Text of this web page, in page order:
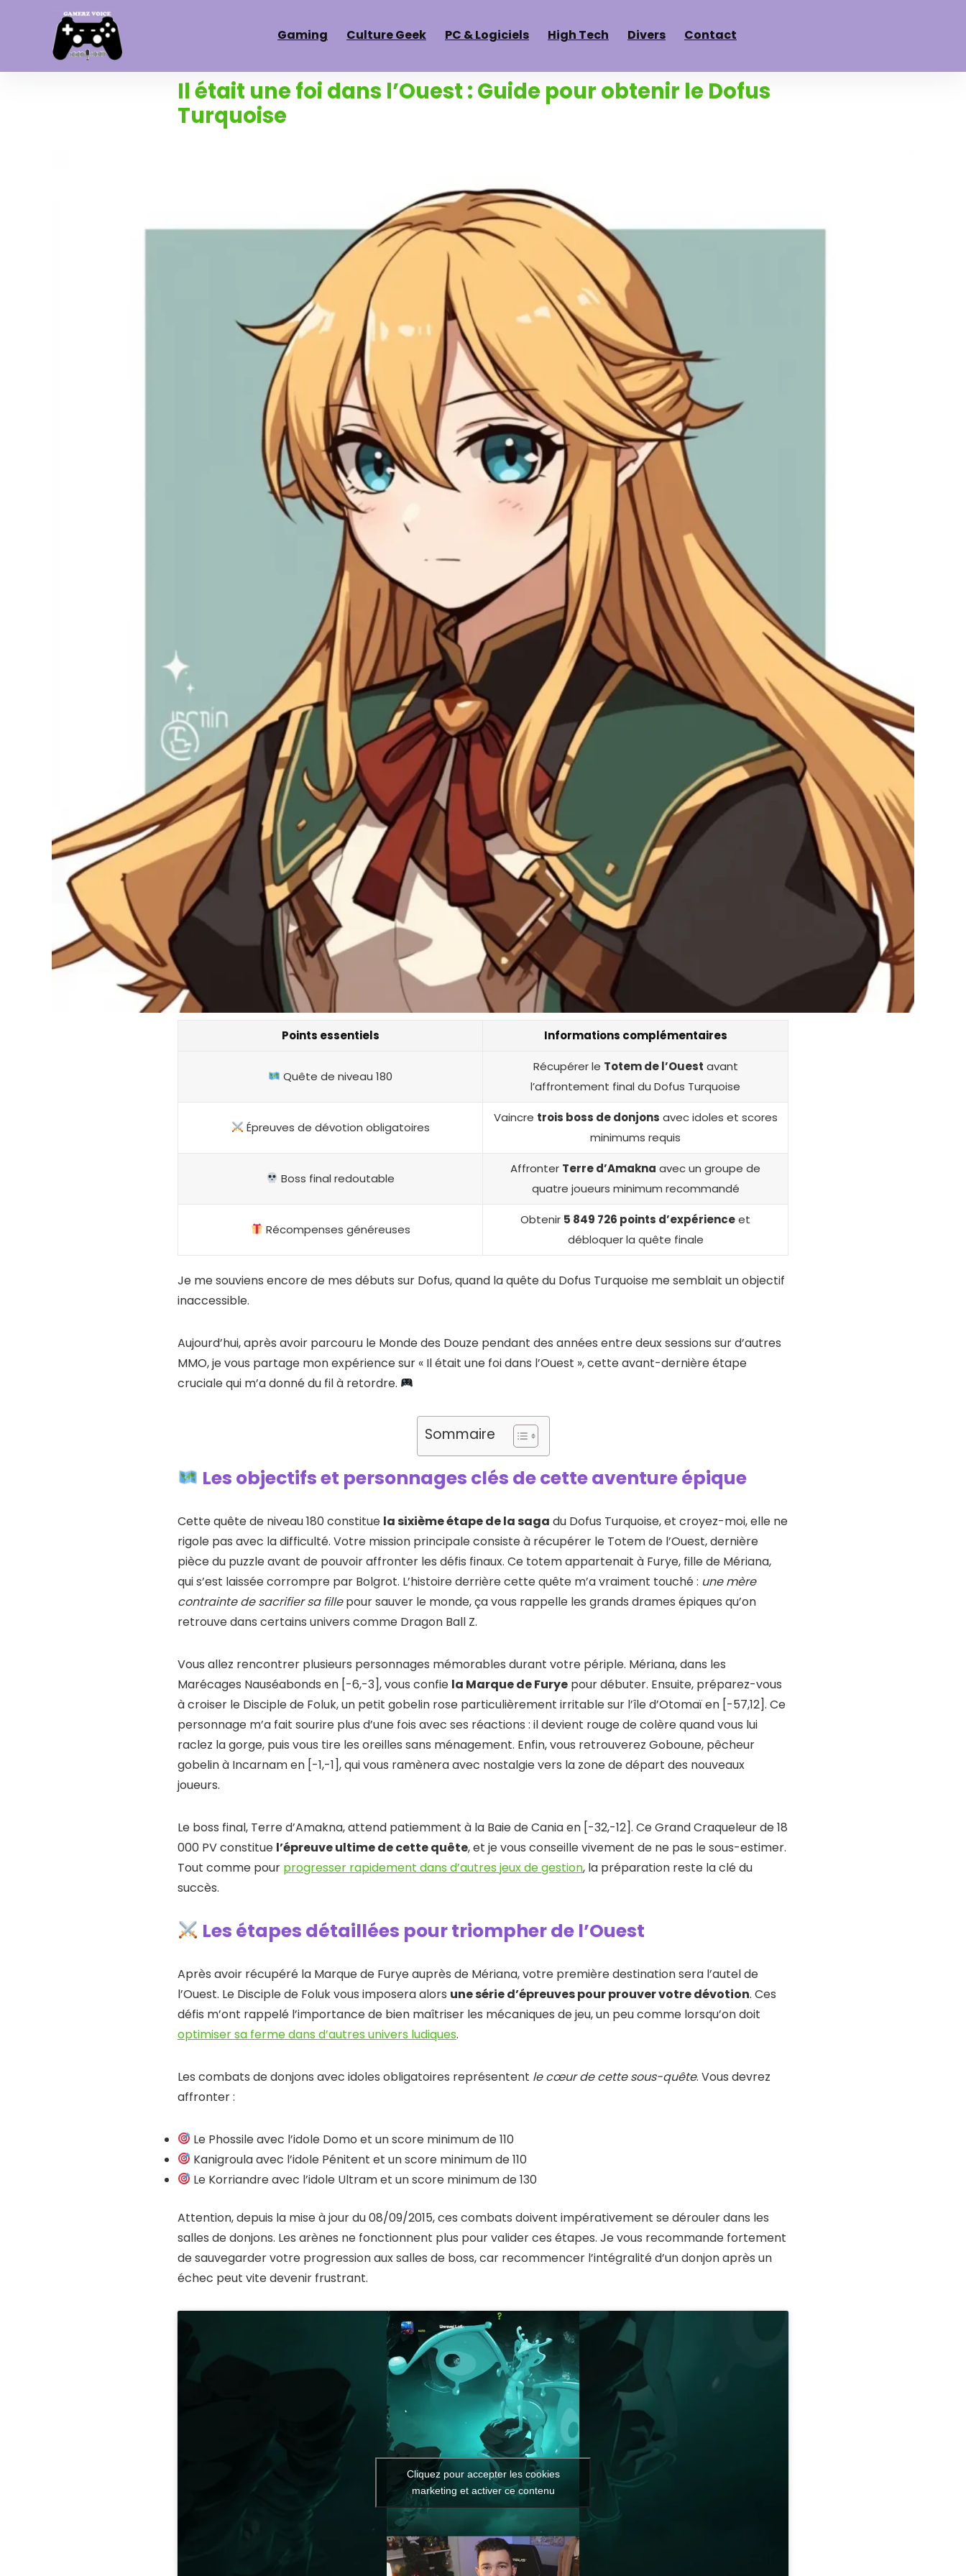
Gaming Culture Geek PC & Logiciels High Tech Divers Contact
Il était une foi dans l’Ouest : Guide pour obtenir le Dofus
Turquoise
Points essentiels Informations complémentaires
Quête de niveau 180
Récupérer le Totem de l’Ouest avant
l’affrontement final du Dofus Turquoise
Épreuves de dévotion obligatoires
Vaincre trois boss de donjons avec idoles et scores
minimums requis
Boss final redoutable
Affronter Terre d’Amakna avec un groupe de
quatre joueurs minimum recommandé
Récompenses généreuses
Obtenir 5 849 726 points d’expérienceet
débloquer la quête finale
Je me souviens encore de mes débuts sur Dofus, quand la quête du Dofus Turquoise me semblait un objectif
inaccessible.
Aujourd’hui, après avoir parcouru le Monde des Douze pendant des années entre deux sessions sur d’autres
MMO, je vous partage mon expérience sur « Il était une foi dans l’Ouest », cette avant-dernière étape
cruciale qui m’a donné du fil à retordre.
Sommaire
Les objectifs et personnages clés de cette aventure épique
Cette quête de niveau 180 constitue la sixième étape de la saga du Dofus Turquoise, et croyez-moi, elle ne
rigole pas avec la difficulté. Votre mission principale consiste à récupérer le Totem de l’Ouest, dernière
pièce du puzzle avant de pouvoir affronter les défis finaux. Ce totem appartenait à Furye, fille de Mériana,
qui s’est laissée corrompre par Bolgrot. L’histoire derrière cette quête m’a vraiment touché : une mère
contrainte de sacrifier sa fillepour sauver le monde, ça vous rappelle les grands drames épiques qu’on
retrouve dans certains univers comme Dragon Ball Z.
Vous allez rencontrer plusieurs personnages mémorables durant votre périple. Mériana, dans les
Marécages Nauséabonds en [-6,-3], vous confie la Marque de Furye pour débuter. Ensuite, préparez-vous
à croiser le Disciple de Foluk, un petit gobelin rose particulièrement irritable sur l’île d’Otomaï en [-57,12]. Ce
personnage m’a fait sourire plus d’une fois avec ses réactions : il devient rouge de colère quand vous lui
raclez la gorge, puis vous tire les oreilles sans ménagement. Enfin, vous retrouverez Goboune, pêcheur
gobelin à Incarnam en [-1,-1], qui vous ramènera avec nostalgie vers la zone de départ des nouveaux
joueurs.
Le boss final, Terre d’Amakna, attend patiemment à la Baie de Cania en [-32,-12]. Ce Grand Craqueleur de 18
000 PV constitue l’épreuve ultime de cette quête, et je vous conseille vivement de ne pas le sous-estimer.
Tout comme pour progresser rapidement dans d’autres jeux de gestion, la préparation reste la clé du
succès.
Les étapes détaillées pour triompher de l’Ouest
Après avoir récupéré la Marque de Furye auprès de Mériana, votre première destination sera l’autel de
l’Ouest. Le Disciple de Foluk vous imposera alors une série d’épreuves pour prouver votre dévotion. Ces
défis m’ont rappelé l’importance de bien maîtriser les mécaniques de jeu, un peu comme lorsqu’on doit
optimiser sa ferme dans d’autres univers ludiques.
Les combats de donjons avec idoles obligatoires représentent le cœur de cette sous-quête. Vous devrez
affronter :
Le Phossile avec l’idole Domo et un score minimum de 110
Kanigroula avec l’idole Pénitent et un score minimum de 110
Le Korriandre avec l’idole Ultram et un score minimum de 130
Attention, depuis la mise à jour du 08/09/2015, ces combats doivent impérativement se dérouler dans les
salles de donjons. Les arènes ne fonctionnent plus pour valider ces étapes. Je vous recommande fortement
de sauvegarder votre progression aux salles de boss, car recommencer l’intégralité d’un donjon après un
échec peut vite devenir frustrant.
Cliquez pour accepter les cookies
marketing et activer ce contenu